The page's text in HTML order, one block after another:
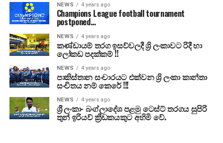
NEWS 4 years ago
Champions League football tournament
postponed…
NEWS 4 years ago
කණ්ඩායම් තරග ඉසව්වලදී ශ්‍රි ලංකාවට රිදී හා
ලෝකඩ පදක්කම් !!
NEWS 4 years ago
පාකිස්තාන සංචාරයට එක්වන ශ්‍රි ලංකා කාන්තා
සංචිතය නම් කෙරේ !!!
NEWS 4 years ago
ශ්‍රී ලංකා- බංග්ලාදේශ පළමු ටෙස්ට් තරගය සුපිරි
තුන් ඉරියව් ක්‍රීඩකයකුට අහිමි වේ.